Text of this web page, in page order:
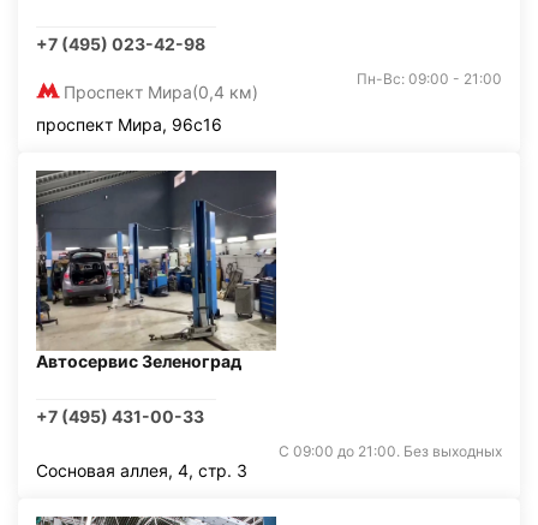
+7 (495) 023-42-98
Проспект Мира(0,4 км)
Пн-Вс: 09:00 - 21:00
проспект Мира, 96с16
Автосервис Зеленоград
+7 (495) 431-00-33
С 09:00 до 21:00. Без выходных
Сосновая аллея, 4, стр. 3